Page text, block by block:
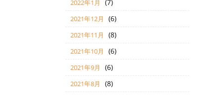
2022年1月 (7)
2021年12月 (6)
2021年11月 (8)
2021年10月 (6)
2021年9月 (6)
2021年8月 (8)